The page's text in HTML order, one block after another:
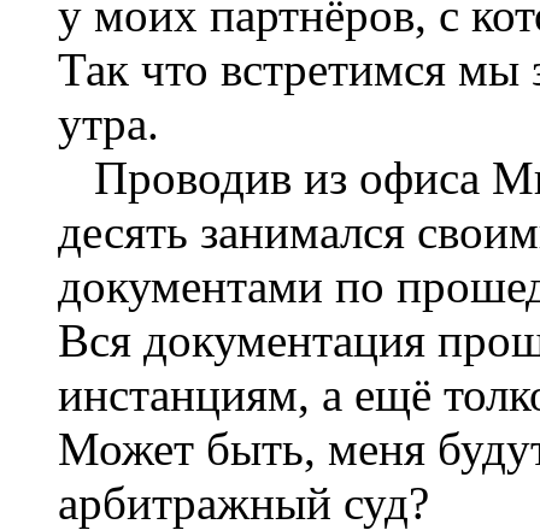
у моих партнёров, с
Так что встретимся мы
утра.
Проводив из офиса
десять занимался
документами по
Вся документация
инстанциям, а ещё
Может быть, меня
арбитражный суд?